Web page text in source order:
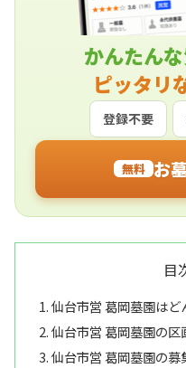
かんたん
ピッタリ
登録不要
無料 お
目
仙台市営 葛岡墓園はど
仙台市営 葛岡墓園の区
仙台市営 葛岡墓園の募